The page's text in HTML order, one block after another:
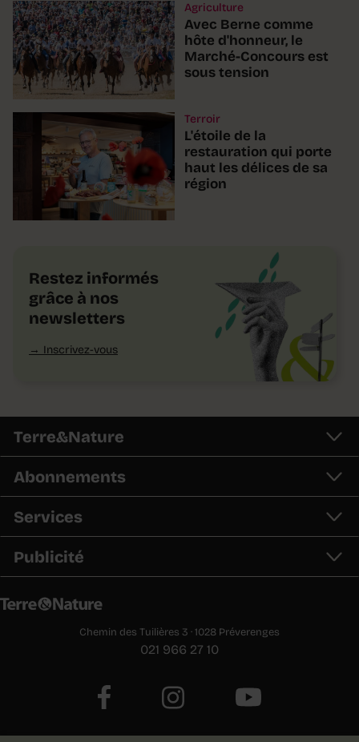
Agriculture
Avec Berne comme
hôte d'honneur, le
Marché-Concours est
sous tension
Terroir
L'étoile de la
restauration qui porte
haut les délices de sa
région
Restez informés
grâce à nos
newsletters
Inscrivez-vous
Terre&Nature
Abonnements
Services
Publicité
Chemin des Tuilières 3 · 1028 Préverenges
021 966 27 10